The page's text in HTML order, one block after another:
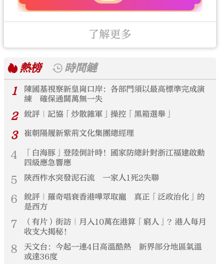
了解更多
熱榜
時間鏈
1
陳國基視察新皇崗口岸：各部門須以最高標準完成演
練 確保通關萬無一失
2 銳評｜記協「炒散雜軍」操控「黑箱選舉」
3 崔朝陽履新紫荊文化集團總經理
4
「白海豚」登陸倒計時！國家防總針對浙江福建啟動
四級應急響應
5 陝西柞水突發泥石流 一家人1死2失聯
6
銳評｜羅奇唱衰香港嘩眾取寵 真正「泛政治化」的
是西方
7
（有片）街訪｜月入10萬在港算「窮人」？港人每月
收支大揭秘！
8
天文台：今起一連4日高溫酷熱 新界部分地區氣溫
或達36度